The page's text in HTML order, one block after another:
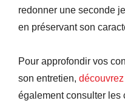
redonner une seconde
en préservant son
Pour approfondir vos
son entretien,
également consulter les